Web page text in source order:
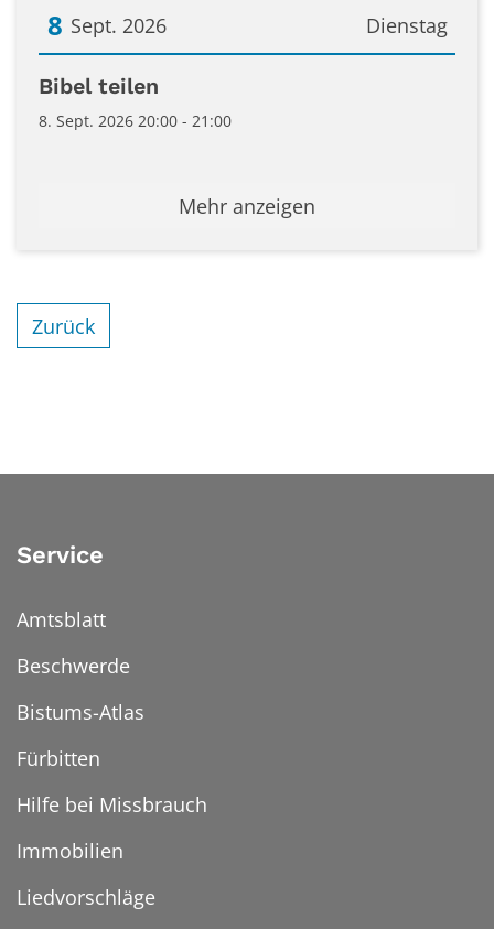
Dienstag
8 Sept. 2026
Datum: 8. September 2026
Bibel teilen
8. Sept. 2026 20:00 - 21:00
Mehr anzeigen
Zurück
Service
Amtsblatt
Beschwerde
Bistums-Atlas
Fürbitten
Hilfe bei Missbrauch
Immobilien
Liedvorschläge